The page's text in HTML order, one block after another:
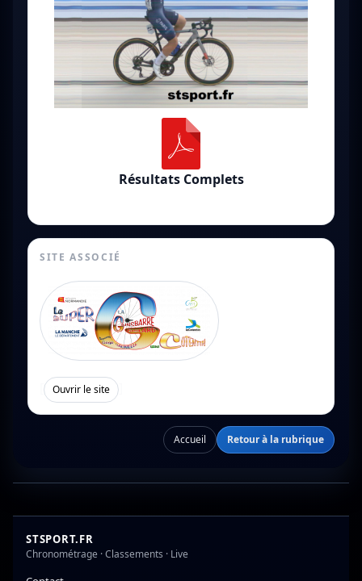
Résultats Complets
SITE ASSOCIÉ
Ouvrir le site
Accueil Retour à la rubrique
STSPORT.FR
Chronométrage · Classements · Live